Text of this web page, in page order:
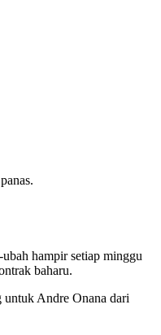
hampir setiap minggu
baharu.
untuk Andre Onana dari